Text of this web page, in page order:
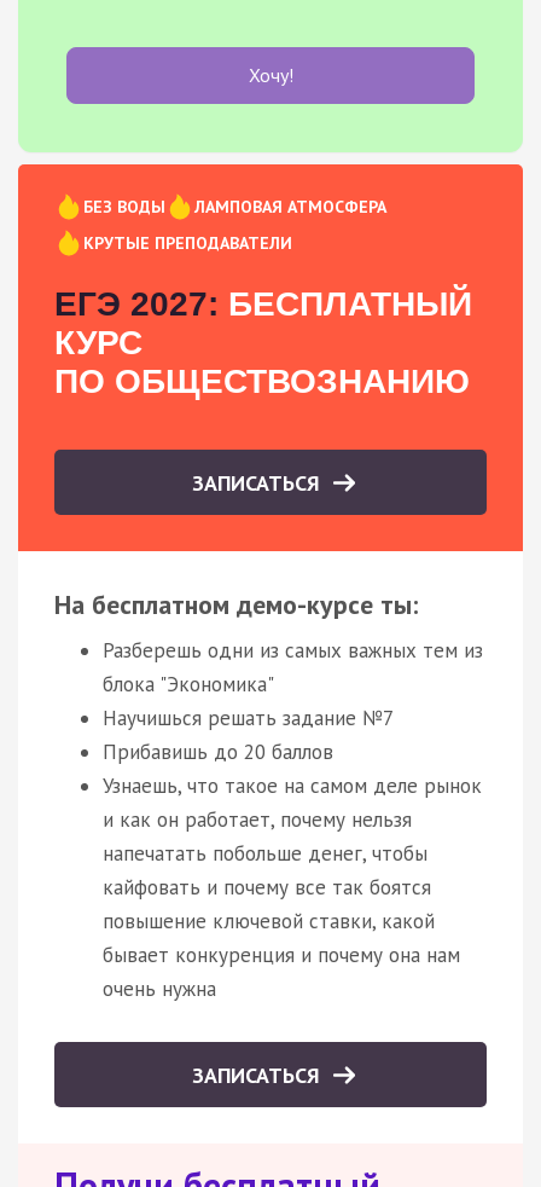
Хочу!
БЕЗ ВОДЫ
ЛАМПОВАЯ АТМОСФЕРА
КРУТЫЕ ПРЕПОДАВАТЕЛИ
ЕГЭ 2027: БЕСПЛАТНЫЙ
КУРС
ПО ОБЩЕСТВОЗНАНИЮ
ЗАПИСАТЬСЯ
На бесплатном демо-курсе ты:
Разберешь одни из самых важных тем из
блока "Экономика"
Научишься решать задание №7
Прибавишь до 20 баллов
Узнаешь, что такое на самом деле рынок
и как он работает, почему нельзя
напечатать побольше денег, чтобы
кайфовать и почему все так боятся
повышение ключевой ставки, какой
бывает конкуренция и почему она нам
очень нужна
ЗАПИСАТЬСЯ